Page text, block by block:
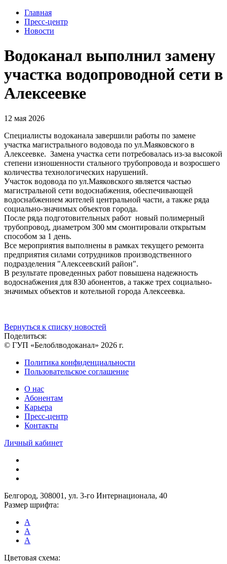
Главная
Пресс-центр
Новости
Водоканал выполнил замену
участка водопроводной сети в
Алексеевке
12 мая 2026
Специалисты водоканала завершили работы по замене
участка магистрального водовода по ул.Маяковского в
Алексеевке. Замена участка сети потребовалась из-за высокой
степени изношенности стального трубопровода и возросшего
количества технологических нарушений.
Участок водовода по ул.Маяковского является частью
магистральной сети водоснабжения, обеспечивающей
водоснабжением жителей центральной части, а также ряда
социально-значимых объектов города.
После ряда подготовительных работ новый полимерный
трубопровод, диаметром 300 мм смонтировали открытым
способом за 1 день.
Все мероприятия выполнены в рамках текущего ремонта
предприятия силами сотрудников производственного
подразделения "Алексеевский район".
В результате проведенных работ повышена надежность
водоснабжения для 830 абонентов, а также трех социально-
значимых объектов и котельной города Алексеевка.
Вернуться к списку новостей
Поделиться:
© ГУП «Белоблводоканал» 2026 г.
Политика конфиденциальности
Пользовательское соглашение
О нас
Абонентам
Карьера
Пресс-центр
Контакты
Личный кабинет
Белгород, 308001, ул. 3-го Интернационала, 40
Размер шрифта:
A
A
A
Цветовая схема: